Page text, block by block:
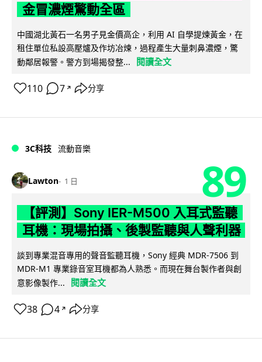
金冒濃煙驚動全區
中國湖北黃石一名男子見金價高企，利用 AI 自學提煉黃金，在
租住單位私設高壓爐及作坊冶煉，過程產生大量刺鼻濃煙，驚
動鄰居報警。警方到場揭發整...
閱讀全文
110 7 ↗ 分享
3C科技 流動音樂
Lawton 1 日 89
【評測】Sony IER-M500 入耳式監聽
耳機：現場拍攝、後製監聽與人聲利器
談到專業混音專用的聲音監聽耳機，Sony 經典 MDR-7506 到
MDR-M1 專業錄音室耳機都為人熟悉。而現在舞台製作者與創
意影像製作...
閱讀全文
38 4 ↗ 分享